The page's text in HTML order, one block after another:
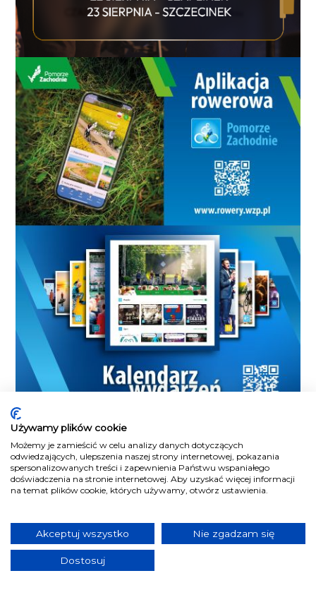
Używamy plików cookie
Możemy je zamieścić w celu analizy danych dotyczących
odwiedzających, ulepszenia naszej strony internetowej, pokazania
spersonalizowanych treści i zapewnienia Państwu wspaniałego
doświadczenia na stronie internetowej. Aby uzyskać więcej informacji
na temat plików cookie, których używamy, otwórz ustawienia.
Akceptuj wszystko Nie zgadzam się
Dostosuj